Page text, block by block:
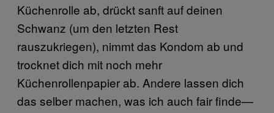
Küchenrolle ab, drückt sanft auf deinen
Schwanz (um den letzten Rest
rauszukriegen), nimmt das Kondom ab und
trocknet dich mit noch mehr
Küchenrollenpapier ab. Andere lassen dich
das selber machen, was ich auch fair finde—